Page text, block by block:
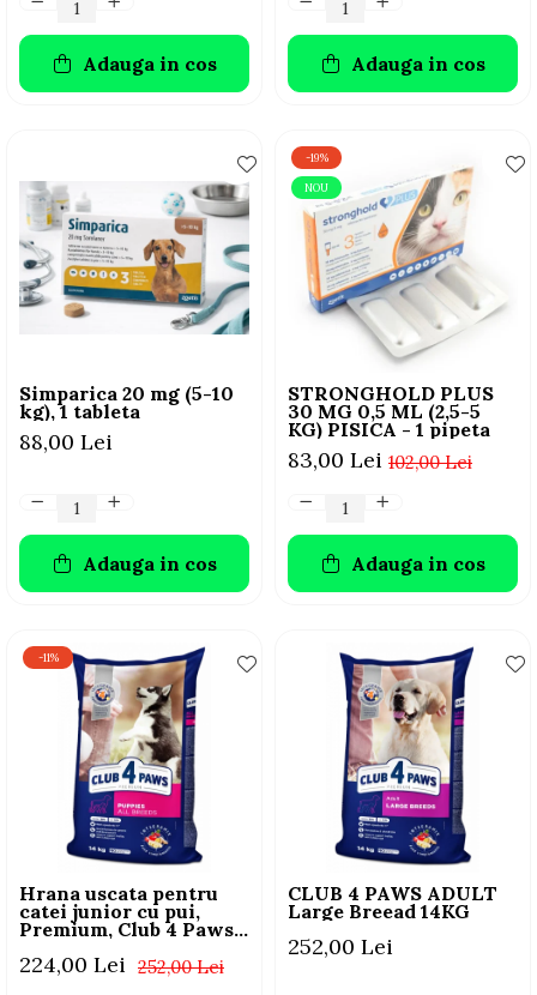
Adauga in cos Adauga in cos
Simparica 20 mg (5-10
kg), 1 tableta
88,00 Lei
Adauga in cos
-19%
NOU
STRONGHOLD PLUS
30 MG 0,5 ML (2,5-5
KG) PISICA - 1 pipeta
102,00 Lei
83,00 Lei
Adauga in cos
-11%
Hrana uscata pentru
catei junior cu pui,
Premium, Club 4 Paws,
252,00 Lei
224,00 Lei
CLUB 4 PAWS ADULT
Large Breead 14KG
252,00 Lei